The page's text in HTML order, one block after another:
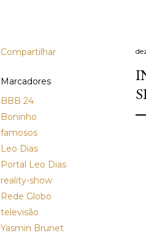
Compartilhar
Marcadores
BBB 24
Boninho
famosos
Leo Dias
Portal Leo Dias
reality-show
Rede Globo
televisão
Yasmin Brunet